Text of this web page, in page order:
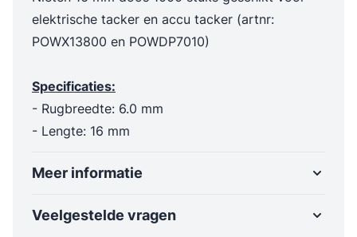
elektrische tacker en accu tacker (artnr:
POWX13800 en POWDP7010)
Specificaties:
- Rugbreedte: 6.0 mm
- Lengte: 16 mm
Meer informatie
Veelgestelde vragen